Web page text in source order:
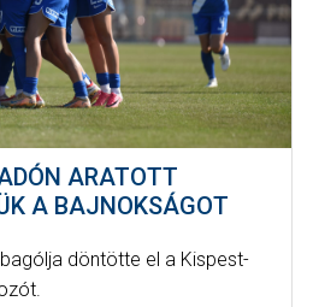
ARATOTT
A BAJNOKSÁGOT
döntötte el a Kispest-